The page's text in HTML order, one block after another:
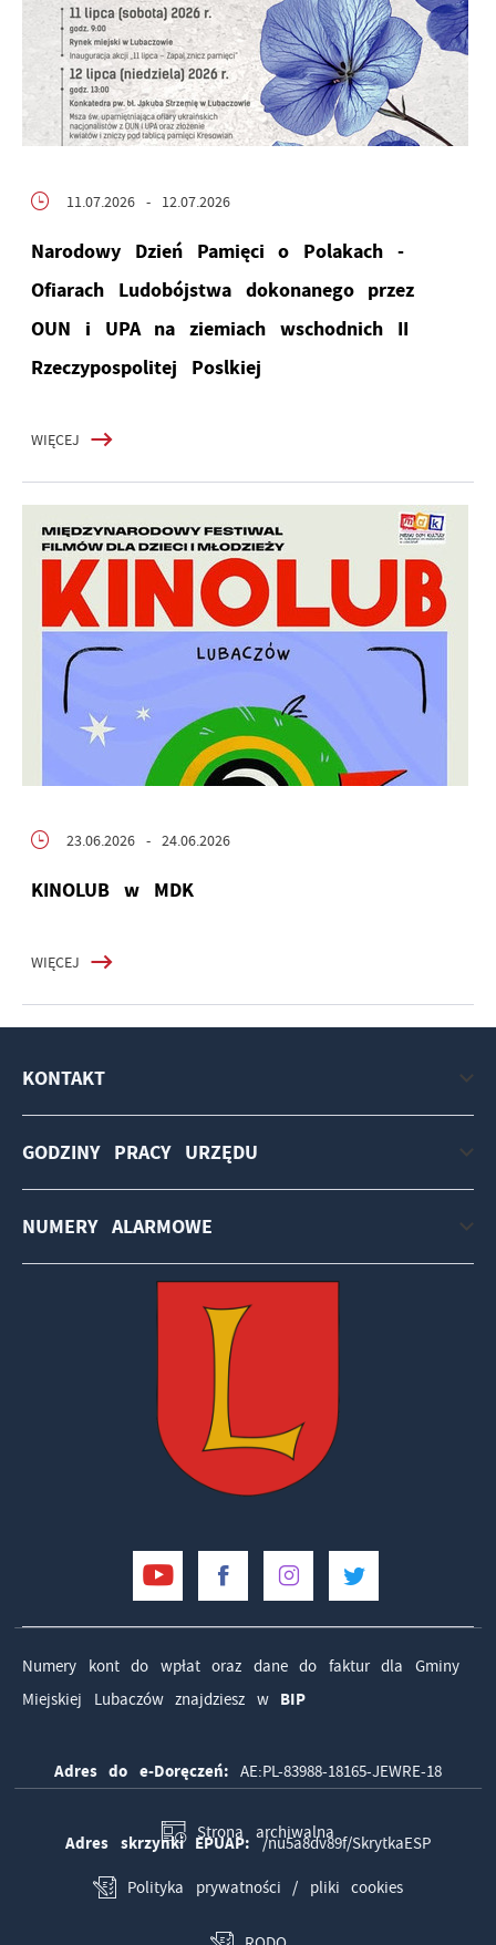
11.07.2026 - 12.07.2026
Narodowy Dzień Pamięci o Polakach -
Ofiarach Ludobójstwa dokonanego przez
OUN i UPA na ziemiach wschodnich II
Rzeczypospolitej Poslkiej
WIĘCEJ
23.06.2026 - 24.06.2026
KINOLUB w MDK
WIĘCEJ
KONTAKT
GODZINY PRACY URZĘDU
NUMERY ALARMOWE
Numery kont do wpłat oraz dane do faktur dla Gminy
Miejskiej Lubaczów znajdziesz w BIP
Adres do e-Doręczeń: AE:PL-83988-18165-JEWRE-18
Adres skrzynki EPUAP: /nu5a8dv89f/SkrytkaESP
Strona archiwalna
Polityka prywatności / pliki cookies